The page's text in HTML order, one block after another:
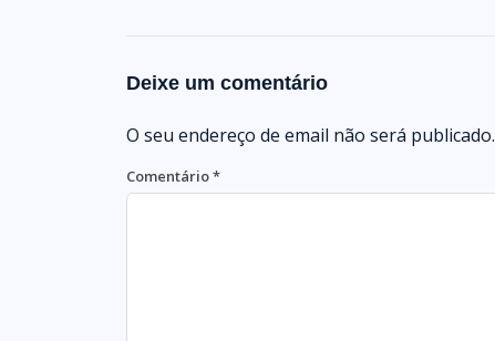
Deixe um comentário
O seu endereço de email não será publicado.
Comentário*